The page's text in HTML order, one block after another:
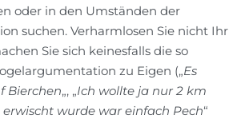
oder in den Umständen der
suchen. Verharmlosen Sie nicht Ihr
Sie sich keinesfalls die so
zu Eigen („Es
Bierchen„, „Ich wollte ja nur 2 km
erwischt wurde war einfach Pech“